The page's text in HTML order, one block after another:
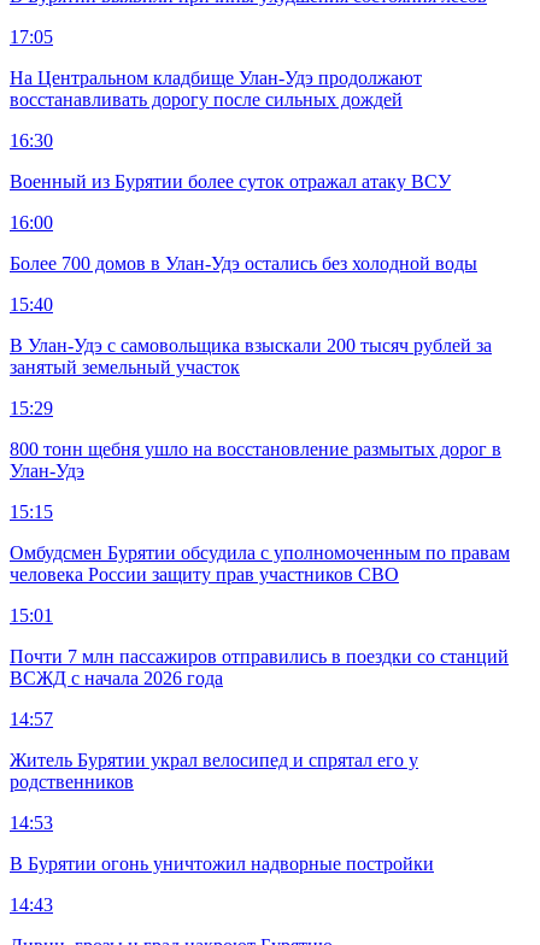
17:05
На Центральном кладбище Улан-Удэ продолжают
восстанавливать дорогу после сильных дождей
16:30
Военный из Бурятии более суток отражал атаку ВСУ
16:00
Более 700 домов в Улан-Удэ остались без холодной воды
15:40
В Улан-Удэ с самовольщика взыскали 200 тысяч рублей за
занятый земельный участок
15:29
800 тонн щебня ушло на восстановление размытых дорог в
Улан-Удэ
15:15
Омбудсмен Бурятии обсудила с уполномоченным по правам
человека России защиту прав участников СВО
15:01
Почти 7 млн пассажиров отправились в поездки со станций
ВСЖД с начала 2026 года
14:57
Житель Бурятии украл велосипед и спрятал его у
родственников
14:53
В Бурятии огонь уничтожил надворные постройки
14:43